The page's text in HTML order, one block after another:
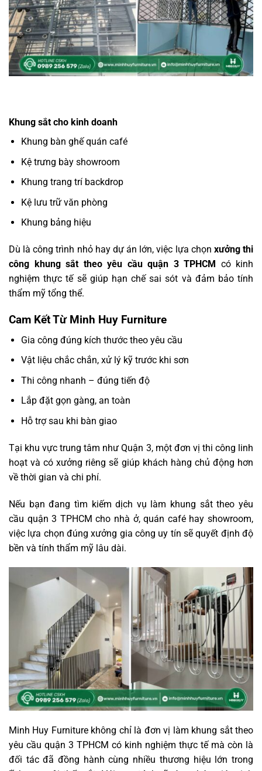
Khung sắt cho kinh doanh
Khung bàn ghế quán café
Kệ trưng bày showroom
Khung trang trí backdrop
Kệ lưu trữ văn phòng
Khung bảng hiệu
Dù là công trình nhỏ hay dự án lớn, việc lựa chọn xưởng thi
công khung sắt theo yêu cầu quận 3 TPHCM
có kinh
nghiệm thực tế sẽ giúp hạn chế sai sót và đảm bảo tính
thẩm mỹ tổng thể.
Cam Kết Từ Minh Huy Furniture
Gia công đúng kích thước theo yêu cầu
Vật liệu chắc chắn, xử lý kỹ trước khi sơn
Thi công nhanh – đúng tiến độ
Lắp đặt gọn gàng, an toàn
Hỗ trợ sau khi bàn giao
Tại khu vực trung tâm như Quận 3, một đơn vị thi công linh
hoạt và có xưởng riêng sẽ giúp khách hàng chủ động hơn
về thời gian và chi phí.
Nếu bạn đang tìm kiếm dịch vụ làm khung sắt theo yêu
cầu quận 3 TPHCM cho nhà ở, quán café hay showroom,
việc lựa chọn đúng xưởng gia công uy tín sẽ quyết định độ
bền và tính thẩm mỹ lâu dài.
Minh Huy Furniture không chỉ là đơn vị làm khung sắt theo
yêu cầu quận 3 TPHCM có kinh nghiệm thực tế mà còn là
đối tác đã đồng hành cùng nhiều thương hiệu lớn trong